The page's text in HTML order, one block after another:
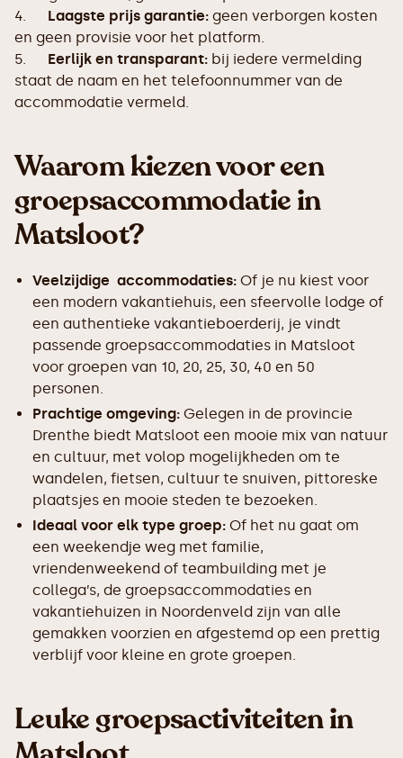
4. Laagste prijs garantie: geen verborgen kosten
en geen provisie voor het platform.
5. Eerlijk en transparant: bij iedere vermelding
staat de naam en het telefoonnummer van de
accommodatie vermeld.
Waarom kiezen voor een
groepsaccommodatie in
Matsloot?
Veelzijdige accommodaties: Of je nu kiest voor
een modern vakantiehuis, een sfeervolle lodge of
een authentieke vakantieboerderij, je vindt
passende groepsaccommodaties in Matsloot
voor groepen van 10, 20, 25, 30, 40 en 50
personen.
Prachtige omgeving: Gelegen in de provincie
Drenthe biedt Matsloot een mooie mix van natuur
en cultuur, met volop mogelijkheden om te
wandelen, fietsen, cultuur te snuiven, pittoreske
plaatsjes en mooie steden te bezoeken.
Ideaal voor elk type groep: Of het nu gaat om
een weekendje weg met familie,
vriendenweekend of teambuilding met je
collega’s, de groepsaccommodaties en
vakantiehuizen in Noordenveld zijn van alle
gemakken voorzien en afgestemd op een prettig
verblijf voor kleine en grote groepen.
Leuke groepsactiviteiten in